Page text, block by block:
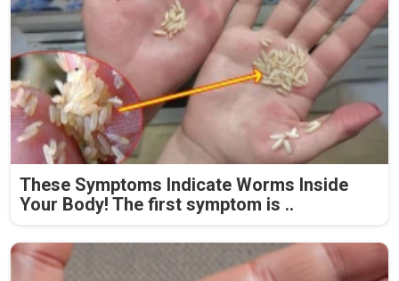
These Symptoms Indicate Worms Inside
Your Body! The first symptom is ..